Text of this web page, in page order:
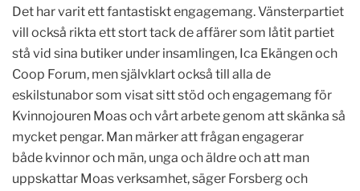
Det har varit ett fantastiskt engagemang. Vänsterpartiet
vill också rikta ett stort tack de affärer som låtit partiet
stå vid sina butiker under insamlingen, Ica Ekängen och
Coop Forum, men självklart också till alla de
eskilstunabor som visat sitt stöd och engagemang för
Kvinnojouren Moas och vårt arbete genom att skänka så
mycket pengar. Man märker att frågan engagerar
både kvinnor och män, unga och äldre och att man
uppskattar Moas verksamhet, säger Forsberg och